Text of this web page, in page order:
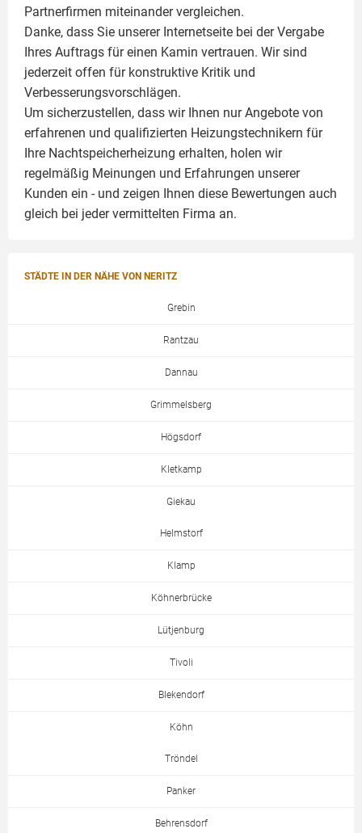
Partnerfirmen miteinander vergleichen.
Danke, dass Sie unserer Internetseite bei der Vergabe
Ihres Auftrags für einen Kamin vertrauen. Wir sind
jederzeit offen für konstruktive Kritik und
Verbesserungsvorschlägen.
Um sicherzustellen, dass wir Ihnen nur Angebote von
erfahrenen und qualifizierten Heizungstechnikern für
Ihre Nachtspeicherheizung erhalten, holen wir
regelmäßig Meinungen und Erfahrungen unserer
Kunden ein - und zeigen Ihnen diese Bewertungen auch
gleich bei jeder vermittelten Firma an.
STÄDTE IN DER NÄHE VON NERITZ
Grebin
Rantzau
Dannau
Grimmelsberg
Högsdorf
Kletkamp
Giekau
Helmstorf
Klamp
Köhnerbrücke
Lütjenburg
Tivoli
Blekendorf
Köhn
Tröndel
Panker
Behrensdorf